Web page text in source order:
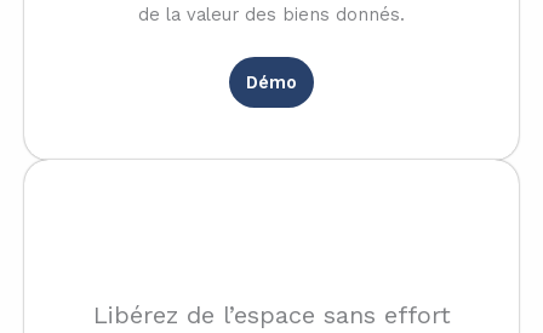
de la valeur des biens donnés.
Démo
Libérez de l’espace sans effort